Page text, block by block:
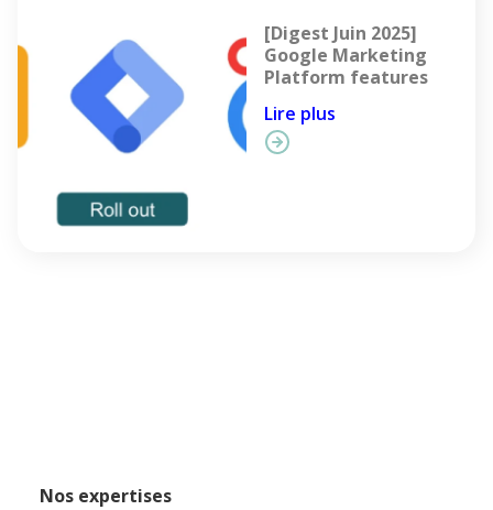
[Digest Juin 2025]
Google Marketing
Platform features
Lire plus
Nos expertises